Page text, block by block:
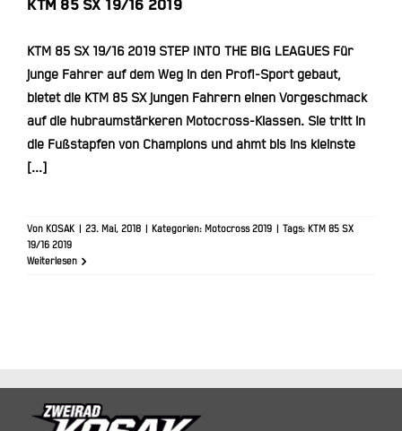
KTM 85 SX 19/16 2019
KTM 85 SX 19/16 2019 STEP INTO THE BIG LEAGUES Für
junge Fahrer auf dem Weg in den Profi-Sport gebaut,
bietet die KTM 85 SX jungen Fahrern einen Vorgeschmack
auf die hubraumstärkeren Motocross-Klassen. Sie tritt in
die Fußstapfen von Champions und ahmt bis ins kleinste
[...]
Von KOSAK 23. Mai, 2018 Kategorien: Motocross 2019 Tags: KTM 85 SX
19/16 2019
Weiterlesen